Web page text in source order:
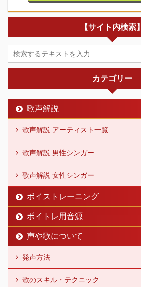
【サイト内検索】
カテゴリー
歌声解説
歌声解説 アーティスト一覧
歌声解説 男性シンガー
歌声解説 女性シンガー
ボイストレーニング
ボイトレ用音源
声や歌について
発声方法
歌のスキル・テクニック